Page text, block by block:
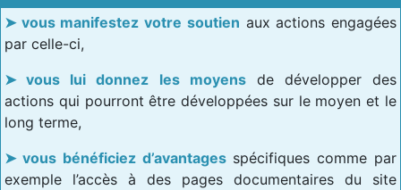
vous manifestez votre soutien aux actions engagées
par celle-ci,
vous lui donnez les moyensde développer des
actions qui pourront être développées sur le moyen et le
long terme,
vous bénéficiez d’avantagesspécifiques comme par
exemple l’accès à des pages documentaires du site